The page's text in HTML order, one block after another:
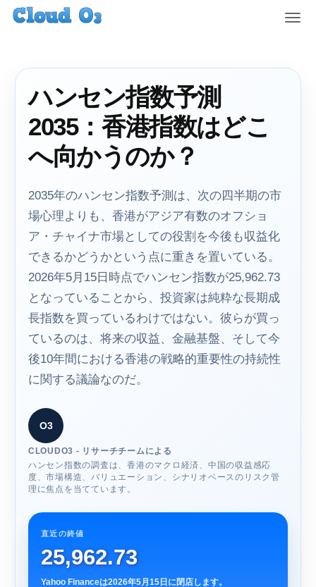
T
ハンセン指数予測
2035：香港指数はどこ
へ向かうのか？
2035年のハンセン指数予測は、次の四半期の市
場心理よりも、香港がアジア有数のオフショ
ア・チャイナ市場としての役割を今後も収益化
できるかどうかという点に重きを置いている。
2026年5月15日時点でハンセン指数が25,962.73
となっていることから、投資家は純粋な長期成
長指数を買っているわけではない。彼らが買っ
ているのは、将来の収益、金融基盤、そして今
後10年間における香港の戦略的重要性の持続性
に関する議論なのだ。
O3
CLOUDO3 - リサーチチームによる
ハンセン指数の調査は、香港のマクロ経済、中国の収益感応
度、市場構造、バリュエーション、シナリオベースのリスク管
理に焦点を当てています。
直近の終値
25,962.73
Yahoo Financeは2026年5月15日に閉店します。